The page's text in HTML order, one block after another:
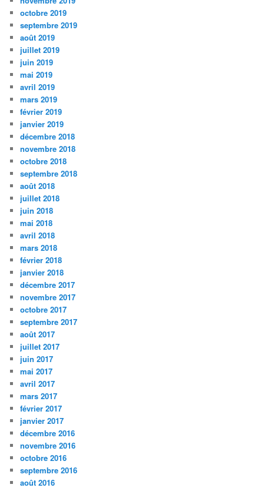
octobre 2019
septembre 2019
août 2019
juillet 2019
juin 2019
mai 2019
avril 2019
mars 2019
février 2019
janvier 2019
décembre 2018
novembre 2018
octobre 2018
septembre 2018
août 2018
juillet 2018
juin 2018
mai 2018
avril 2018
mars 2018
février 2018
janvier 2018
décembre 2017
novembre 2017
octobre 2017
septembre 2017
août 2017
juillet 2017
juin 2017
mai 2017
avril 2017
mars 2017
février 2017
janvier 2017
décembre 2016
novembre 2016
octobre 2016
septembre 2016
août 2016